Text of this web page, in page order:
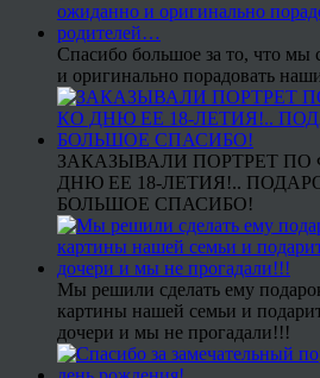
Спасибо большое за то, что мы
и оригинально порадовать
ЗАКАЗЫВАЛИ ПОРТРЕТ
ДНЮ ЕЕ 18-ЛЕТИЯ!..
БОЛЬШОЕ СПАСИБО!
Мы решили сделать ему
картины нашей семьи и
дочери и мы не прогадали!!!